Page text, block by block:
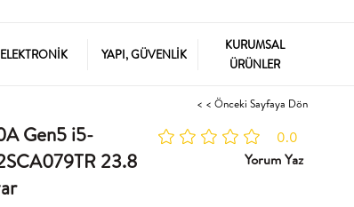
ELEKTRONİK YAPI, GÜVENLİK
KURUMSAL
ÜRÜNLER
< < Önceki Sayfaya Dön
Gen5 i5-
23.8
0.0
Yorum Yaz